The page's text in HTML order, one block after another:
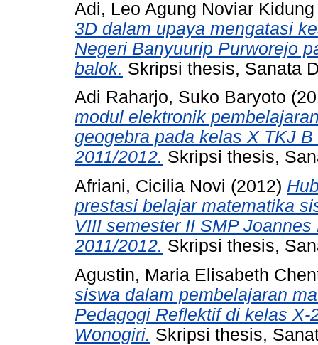
Adi, Leo Agung Noviar Kidung
3D dalam upaya mengatasi
Negeri Banyuurip Purworejo
balok. Skripsi thesis, Sanata
Adi Raharjo, Suko Baryoto
modul elektronik
geogebra pada kelas X TKJ
2011/2012. Skripsi thesis,
Afriani, Cicilia Novi (2012)
prestasi belajar matematika
VIII semester II SMP
2011/2012. Skripsi thesis,
Agustin, Maria Elisabeth
siswa dalam pembelajaran
Pedagogi Reflektif di kelas
Wonogiri. Skripsi thesis,